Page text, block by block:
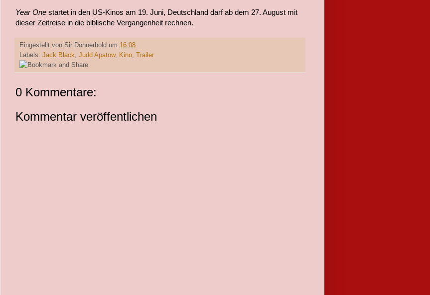
Year One startet in den US-Kinos am 19. Juni, Deutschland darf ab dem 27. August mit
dieser Zeitreise in die biblische Vergangenheit rechnen.
Eingestellt von Sir Donnerbold um 16:08
Labels: Jack Black, Judd Apatow, Kino, Trailer
0 Kommentare:
Kommentar veröffentlichen